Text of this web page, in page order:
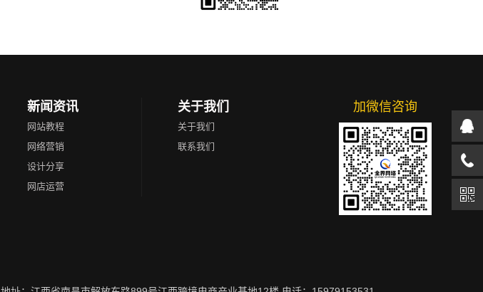
新闻资讯
网站教程
网络营销
设计分享
网店运营
关于我们
关于我们
联系我们
加微信咨询